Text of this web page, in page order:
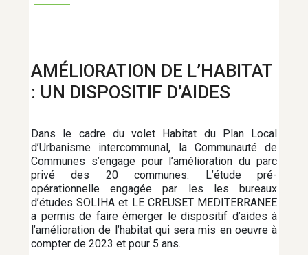
DÉVELOPPEMENT ÉCONOMIQUE
EAU ET ASSAINISSEMENT
EMPLOI
ENFANCE
AMÉLIORATION DE L’HABITAT
: UN DISPOSITIF D’AIDES
Dans le cadre du volet Habitat du Plan Local
d’Urbanisme intercommunal, la Communauté de
Communes s’engage pour l’amélioration du parc
privé des 20 communes. L’étude pré-
opérationnelle engagée par les les bureaux
d’études SOLIHA et LE CREUSET MEDITERRANEE
a permis de faire émerger le dispositif d’aides à
l’amélioration de l’habitat qui sera mis en oeuvre à
compter de 2023 et pour 5 ans.